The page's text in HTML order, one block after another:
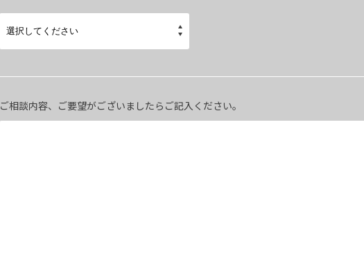
ご相談内容、ご要望がございましたらご記入ください。